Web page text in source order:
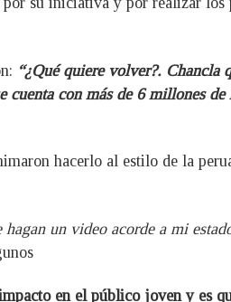
“¿Qué quiere volver?. Chancla
cuenta con más de 6 millones
hacerlo al estilo de la
un video acorde a mi
en el público joven y es